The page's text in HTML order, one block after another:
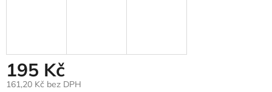
195 Kč
161,20 Kč bez DPH